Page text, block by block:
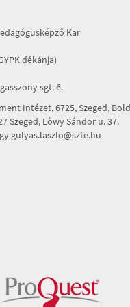
Kar
dékánja)
sgt. 6.
Intézet, 6725, Szeged,
Szeged, Lőwy Sándor u. 37.
gulyas.laszlo@szte.hu